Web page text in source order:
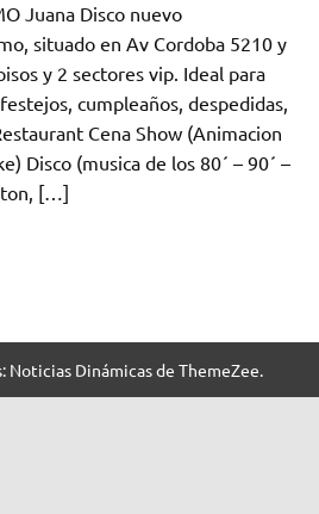
Juana Disco nuevo
situado en Av Cordoba 5210 y
y 2 sectores vip. Ideal para
cumpleaños, despedidas,
Cena Show (Animacion
Disco (musica de los 80´ – 90´ –
[…]
Noticias Dinámicas de ThemeZee.